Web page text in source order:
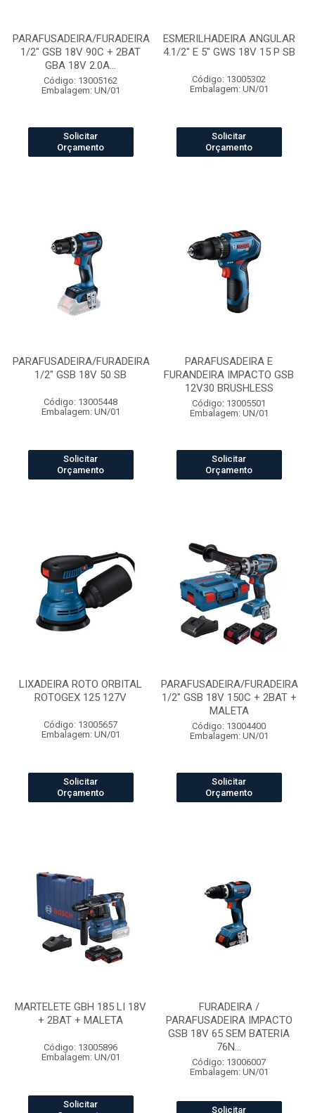
PARAFUSADEIRA/FURADEIRA
1/2" GSB 18V 90C + 2BAT
GBA 18V 2.0A...
Código: 13005162
Embalagem: UN/01
Solicitar
Orçamento
ESMERILHADEIRA ANGULAR
4.1/2" E 5" GWS 18V 15 P SB
Código: 13005302
Embalagem: UN/01
Solicitar
Orçamento
PARAFUSADEIRA/FURADEIRA
1/2" GSB 18V 50 SB
Código: 13005448
Embalagem: UN/01
Solicitar
Orçamento
PARAFUSADEIRA E
FURANDEIRA IMPACTO GSB
12V30 BRUSHLESS
Código: 13005501
Embalagem: UN/01
Solicitar
Orçamento
LIXADEIRA ROTO ORBITAL
ROTOGEX 125 127V
Código: 13005657
Embalagem: UN/01
Solicitar
Orçamento
PARAFUSADEIRA/FURADEIRA
1/2" GSB 18V 150C + 2BAT +
MALETA
Código: 13004400
Embalagem: UN/01
Solicitar
Orçamento
MARTELETE GBH 185 LI 18V
+ 2BAT + MALETA
Código: 13005896
Embalagem: UN/01
Solicitar
FURADEIRA /
PARAFUSADEIRA IMPACTO
GSB 18V 65 SEM BATERIA
76N...
Código: 13006007
Embalagem: UN/01
Solicitar